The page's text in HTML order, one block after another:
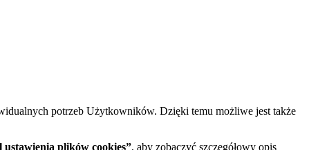
potrzeb Użytkowników. Dzięki temu możliwe jest także
ustawienia plików cookies”, aby zobaczyć szczegółowy opis